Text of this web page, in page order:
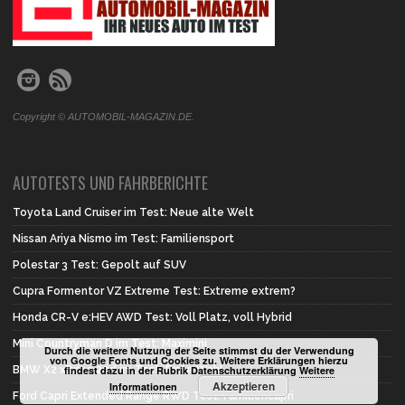
Copyright © AUTOMOBIL-MAGAZIN.DE.
AUTOTESTS UND FAHRBERICHTE
Toyota Land Cruiser im Test: Neue alte Welt
Nissan Ariya Nismo im Test: Familiensport
Polestar 3 Test: Gepolt auf SUV
Cupra Formentor VZ Extreme Test: Extreme extrem?
Honda CR-V e:HEV AWD Test: Voll Platz, voll Hybrid
Mini Countryman D im Test: Maximini
BMW X2 xDrive 20d im Test: Erste Wahl
Ford Capri Extended Range RWD Test: Familiencapri
Durch die weitere Nutzung der Seite stimmst du der Verwendung
von Google Fonts und Cookies zu. Weitere Erklärungen hierzu
findest dazu in der Rubrik DatenschutzerklärungWeitere
Informationen
Akzeptieren